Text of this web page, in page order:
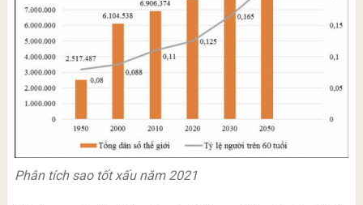
Phân tích sao tốt xấu năm 2021